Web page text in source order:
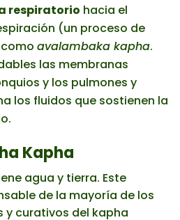
respiratorio hacia el
(un proceso de
avalambaka kapha.
las membranas
y los pulmones y
los fluidos que sostienen la
Kapha
agua y tierra. Este
de la mayoría de los
curativos del kapha